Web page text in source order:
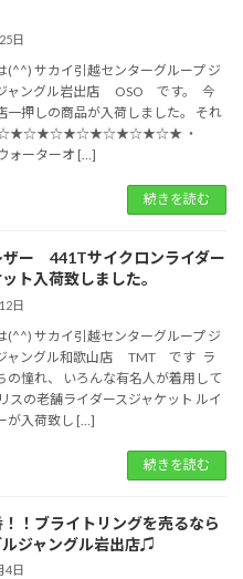
日
(^^) サカイ引越センターグループ ジ
ャングル岩出店 OSO です。 今
一押しの商品が入荷しました。 それ
☆★☆★☆★☆★☆★☆★☆★ ・
ォーターオ […]
続きを読む
ザー 441Tサイクロンライダー
ト入荷致しました。
日
(^^) サカイ引越センターグループ ジ
ャングル和歌山店 TMT です ラ
の憧れ、 いろんな有名人が着用して
スの老舗ライダースジャケット ルイ
が入荷致し […]
続きを読む
！ブライトリングを売るなら
ルジャングル岩出店♫
4日